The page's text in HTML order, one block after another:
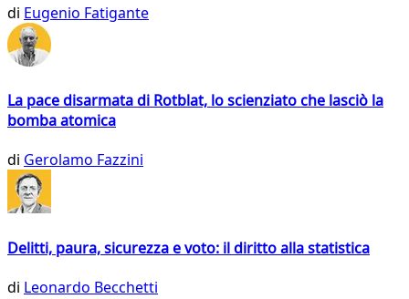
di Eugenio Fatigante
La pace disarmata di Rotblat, lo scienziato che lasciò la
bomba atomica
di Gerolamo Fazzini
Delitti, paura, sicurezza e voto: il diritto alla statistica
di Leonardo Becchetti